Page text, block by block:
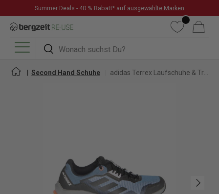
DIREKT ZUM INHALT
Summer Deals - 40 % Rabatt* auf ausgewählte Marken
Suchen
Suchen
WunschlisteWarenkorb
Menü
Second Hand Schuhe
Nächste